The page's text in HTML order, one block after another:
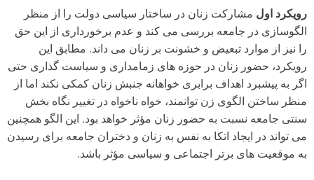
رویکرد اول مشارکت زنان در ساختار سیاسی دولت را از منظر
الگوسازی در جامعه بررسی می کند و عدم برخورداری از این حق
را نیز از موارد تبعیض و خشونت بر زنان می داند. مطابق این
رویکرد، حضور زنان در حوزه های زمامداری و سیاست گذاری حتی
اگر به پیشبرد اهداف برابری خواهانه جنبش زنان کمکی نکند اما از
منظر ساختن الگوی زن توانمند، خواه ناخواه در تغییر نگاه بخش
سنتی جامعه نسبت به حضور زنان مؤثر خواهد بود. این الگو همچنین
می تواند در ایجاد اتکا به نفس به زنان و دختران جامعه برای رسیدن
به موقعیت های برتر اجتماعی و سیاسی مؤثر باشد.